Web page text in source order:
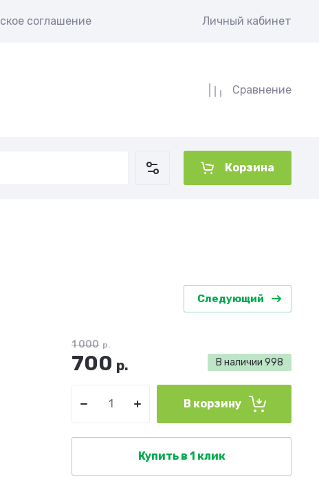
соглашение Личный кабинет
Сравнение
Корзина
Следующий
В наличии 998
1 000 р.
700 р.
В корзину
Купить в 1 клик